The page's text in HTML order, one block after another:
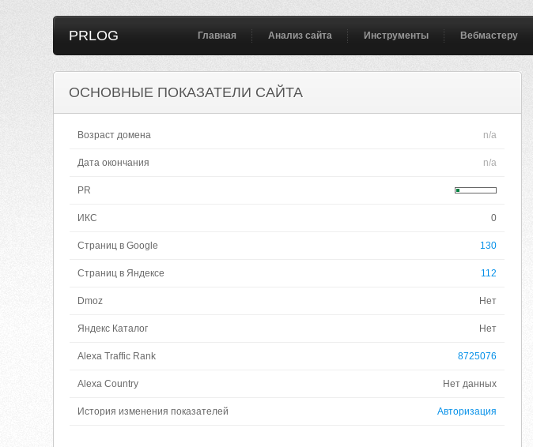
PRLOG Главная Анализ сайта Инструменты Вебмастеру
ОСНОВНЫЕ ПОКАЗАТЕЛИ САЙТА
Возраст домена n/a
Дата окончания n/a
PR
ИКС 0
Страниц в Google 130
Страниц в Яндексе 112
Dmoz Нет
Яндекс Каталог Нет
Alexa Traffic Rank 8725076
Alexa Country Нет данных
История изменения показателей Авторизация